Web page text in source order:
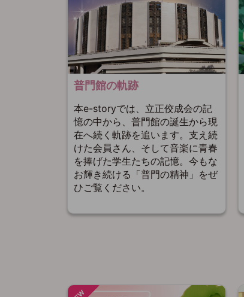
普門館の軌跡
本e-storyでは、立正佼成会の記
憶の中から、普門館の誕生から現
在へ続く軌跡を追います。支え続
けた会員さん、そして音楽に青春
を捧げた学生たちの記憶。今もな
お輝き続ける「普門の精神」をぜ
ひご覧ください。